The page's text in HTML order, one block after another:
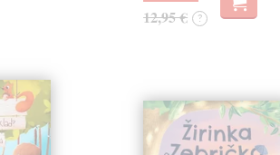
12,95 € ?